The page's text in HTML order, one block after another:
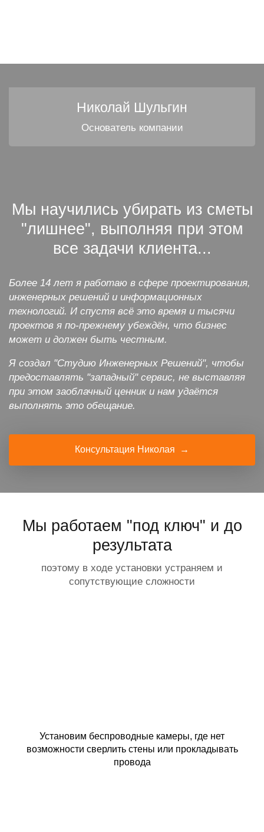
Мы научились убирать из сметы
"лишнее", выполняя при этом
все задачи клиента...
Более 14 лет я работаю в сфере проектирования,
инженерных решений и информационных
технологий. И спустя всё это время и тысячи
проектов я по-прежнему убеждён, что бизнес
может и должен быть честным.
Я создал "Студию Инженерных Решений", чтобы
предоставлять "западный" сервис, не выставляя
при этом заоблачный ценник и нам удаётся
выполнять это обещание.
Консультация Николая →
Николай Шульгин
Основатель компании
Мы работаем "под ключ" и до
результата
поэтому в ходе установки устраняем и
сопутствующие сложности
Установим беспроводные камеры, где нет
возможности сверлить стены или прокладывать
провода